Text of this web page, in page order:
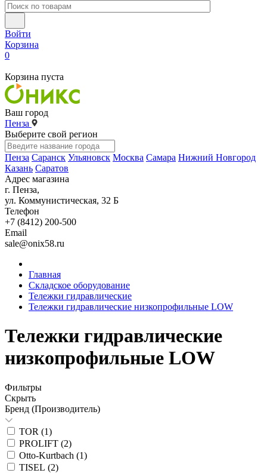
Войти
Корзина
0
Корзина пуста
Ваш город
Пенза
Выберите свой регион
Пенза Саранск Ульяновск Москва Самара Нижний Новгород
Казань Саратов
Адрес магазина
г. Пенза,
ул. Коммунистическая, 32 Б
Телефон
+7 (8412) 200-500
Email
sale@onix58.ru
Главная
Складское оборудование
Тележки гидравлические
Тележки гидравлические низкопрофильные LOW
Тележки гидравлические
низкопрофильные LOW
Фильтры
Скрыть
Бренд (Производитель)
TOR (1)
PROLIFT (2)
Otto-Kurtbach (1)
TISEL (2)